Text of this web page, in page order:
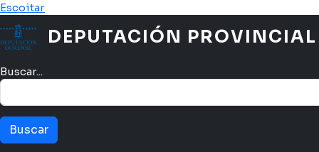
Ir o contido principal
Escoitar
DEPUTACIÓN PROVINCIAL
Buscar...